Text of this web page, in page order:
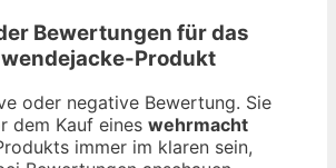
Bewertungen für das
-Produkt
oder negative Bewertung. Sie
dem Kauf eines wehrmacht
immer im klaren sein,